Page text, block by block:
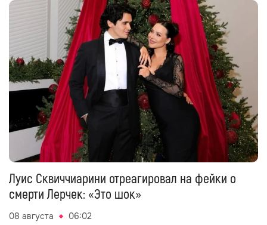
Луис Сквиччиарини отреагировал на фейки о
смерти Лерчек: «Это шок»
08 августа 06:02